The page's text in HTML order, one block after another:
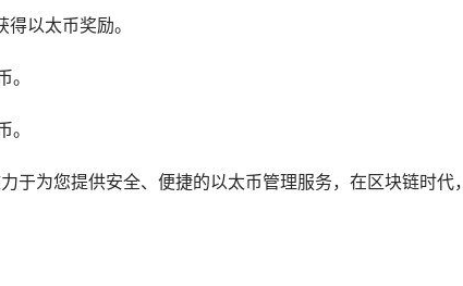
以太币奖励。
。
于为您提供安全、便捷的以太币管理服务，在区块链时代，